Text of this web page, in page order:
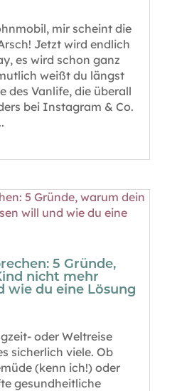
mir scheint die
Jetzt wird endlich
es wird schon ganz
weißt du längst
des Vanlife, die überall
bei Instagram & Co.
5 Gründe,
nicht mehr
wie du eine Lösung
oder Weltreise
sicherlich viele. Ob
(kenn ich!) oder
gesundheitliche